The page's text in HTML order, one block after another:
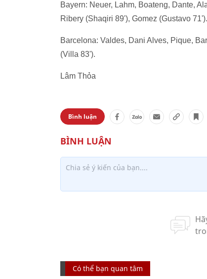
Bayern: Neuer, Lahm, Boateng, Dante,
Ribery (Shaqiri 89'), Gomez (Gustavo 71').
Barcelona: Valdes, Dani Alves, Pique,
(Villa 83').
Lâm Thỏa
Bình luận
Có thể bạn quan tâm